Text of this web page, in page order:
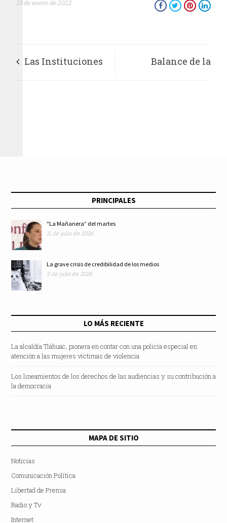
13 de enero de 2022
Las Instituciones
las Acompañan:
César Sanabria
Medina
Balance de la
PRINCIPALES
"La Mañanera” del martes
11 de julio de 2026
La grave crisis de credibilidad de los medios
3 de julio de 2026
LO MÁS RECIENTE
La alcaldía Tláhuac, pionera en contar con una policía especial en
atención a las mujeres víctimas de violencia
Los lineamientos de los derechos de las audiencias y su contribución a
la democracia
MAPA DE SITIO
Noticias
Comunicación Política
Libertad de Prensa
Radio y Tv
Internet